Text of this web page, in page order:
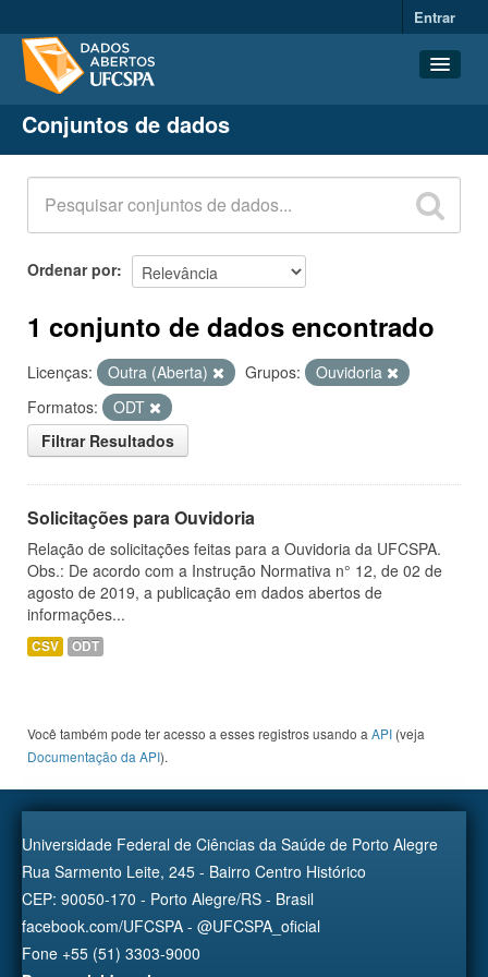
Entrar
Conjuntos de dados
Organizações
Grupos
Sobre
Conjuntos de dados
Ordenar por
1 conjunto de dados encontrado
Licenças: Outra (Aberta) Grupos:
Ouvidoria
Formatos:
ODT
Filtrar Resultados
Solicitações para Ouvidoria
Relação de solicitações feitas para a Ouvidoria da UFCSPA.
Obs.: De acordo com a Instrução Normativa n° 12, de 02 de
agosto de 2019, a publicação em dados abertos de
informações...
CSV ODT
Você também pode ter acesso a esses registros usando a API (veja
Documentação da API).
Universidade Federal de Ciências da Saúde de Porto Alegre
Rua Sarmento Leite, 245 - Bairro Centro Histórico
CEP: 90050-170 - Porto Alegre/RS - Brasil
facebook.com/UFCSPA - @UFCSPA_oficial
Fone +55 (51) 3303-9000